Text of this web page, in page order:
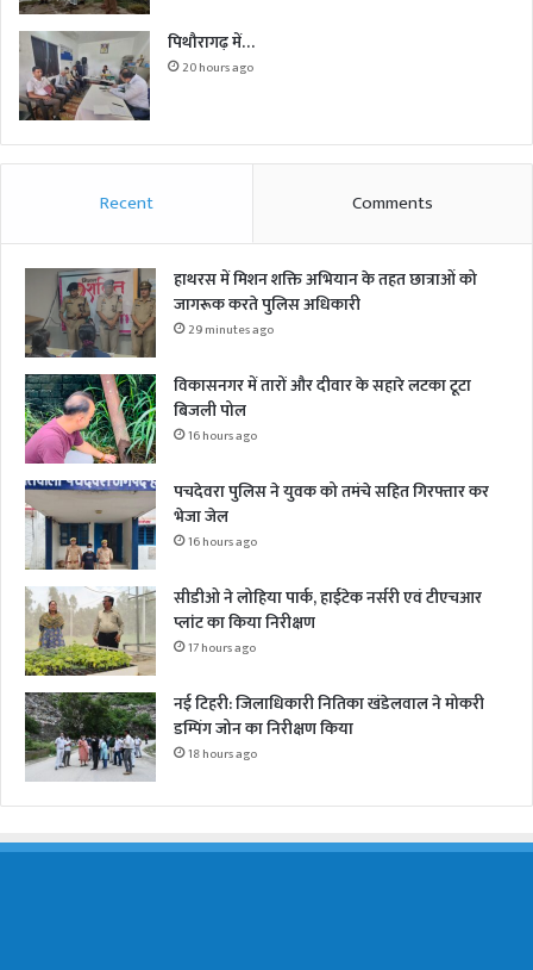
पिथौरागढ़ में…
20 hours ago
Recent Comments
हाथरस में मिशन शक्ति अभियान के तहत छात्राओं को
जागरूक करते पुलिस अधिकारी
29 minutes ago
विकासनगर में तारों और दीवार के सहारे लटका टूटा
बिजली पोल
16 hours ago
पचदेवरा पुलिस ने युवक को तमंचे सहित गिरफ्तार कर
भेजा जेल
16 hours ago
सीडीओ ने लोहिया पार्क, हाईटेक नर्सरी एवं टीएचआर
प्लांट का किया निरीक्षण
17 hours ago
नई टिहरी: जिलाधिकारी नितिका खंडेलवाल ने मोकरी
डम्पिंग जोन का निरीक्षण किया
18 hours ago